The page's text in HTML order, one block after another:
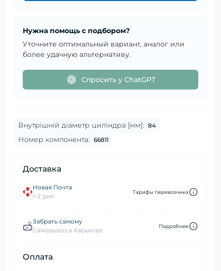
Нужна помощь с подбором?
Уточните оптимальный вариант, аналог или
более удачную альтернативу.
Спросить у ChatGPT
Внутрішній діаметр циліндра [мм]: 84
Номер компонента: 66811
Доставка
Новая Почта
1–2 дня
Тарифы перевозчика
Забрать самому
Самовывоз в Харькове
Подробнее
Оплата